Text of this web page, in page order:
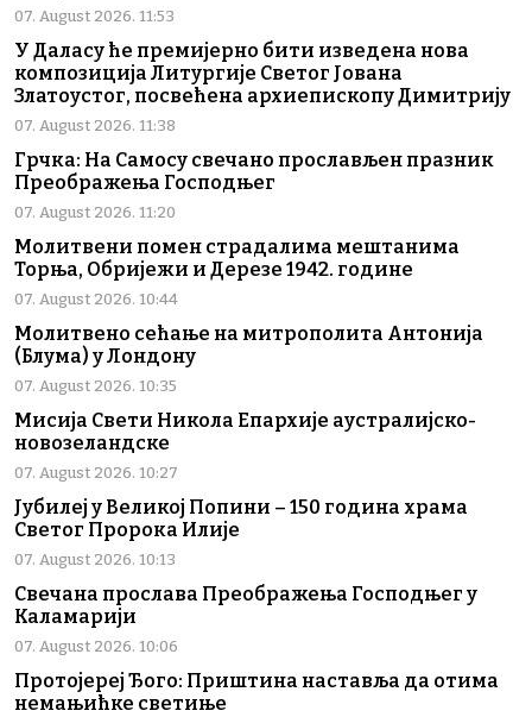
07. August 2026. 11:53
У Даласу ће премијерно бити изведена нова
композиција Литургије Светог Јована
Златоустог, посвећена архиепископу Димитрију
07. August 2026. 11:38
Грчка: На Самосу свечано прослављен празник
Преображења Господњег
07. August 2026. 11:20
Молитвени помен страдалима мештанима
Торња, Обријежи и Дерезе 1942. године
07. August 2026. 10:44
Молитвено сећање на митрополита Антонија
(Блума) у Лондону
07. August 2026. 10:35
Мисија Свети Никола Епархије аустралијско-
новозеландске
07. August 2026. 10:27
Јубилеј у Великој Попини – 150 година храма
Светог Пророка Илије
07. August 2026. 10:13
Свечана прослава Преображења Господњег у
Каламарији
07. August 2026. 10:06
Протојереј Ђого: Приштина наставља да отима
немањићке светиње